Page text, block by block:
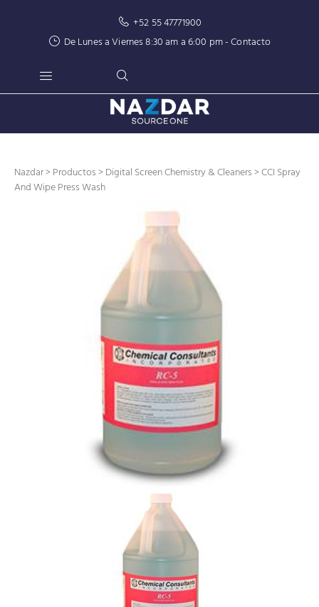
+52 55 47771900
De Lunes a Viernes 8:30 am a 6:00 pm -Contacto
Nazdar>Productos>Digital Screen Chemistry & Cleaners> CCI Spray
And Wipe Press Wash